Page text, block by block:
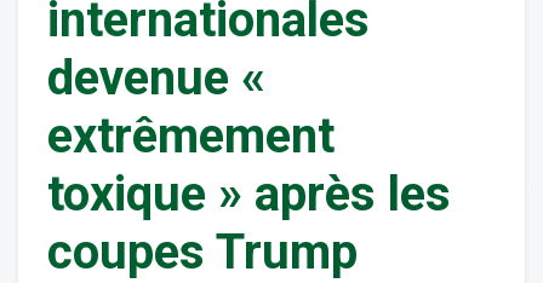
internationales
devenue «
extrêmement
toxique » après les
coupes Trump